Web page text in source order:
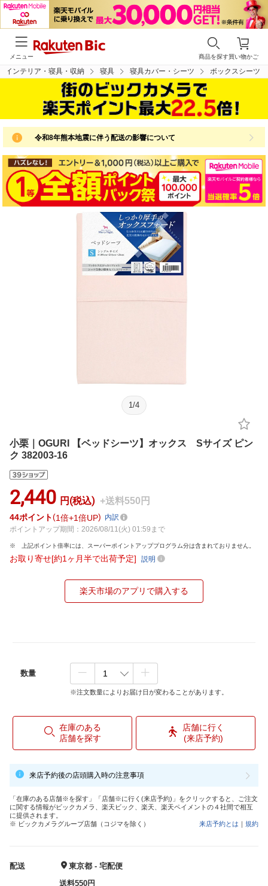
買い物かご
商品を探す
メニュー
インテリア・寝具・収納 寝具 寝具カバー・シーツ ボックスシーツ
令和8年熊本地震に伴う配送の影響について
1 /4
小栗｜OGURI 【ベッドシーツ】オックス Sサイズ ピン
ク 382003-16
2,440 円(税込) +送料550円
44ポイント 1倍 1倍UP
内訳
ポイントアップ期間：2026/08/11(火) 01:59まで
上記ポイント倍率には、スーパーポイントアッププログラム分は含まれておりません。
お取り寄せ[約1ヶ月半で出荷予定] 説明
楽天市場のアプリで購入する
数量
※注文数量によりお届け日が変わることがあります。
在庫のある
店舗を探す
店舗に行く
(来店予約)
来店予約後の店頭購入時の注意事項
「在庫のある店舗※を探す」「店舗※に行く(来店予約)」をクリックすると、ご注文
に関する情報がビックカメラ、楽天ビック、楽天、楽天ペイメントの４社間で相互
に提供されます。
※ ビックカメラグループ店舗（コジマを除く）
来店予約とは ｜ 規約
配送
東京都 - 宅配便
送料550円